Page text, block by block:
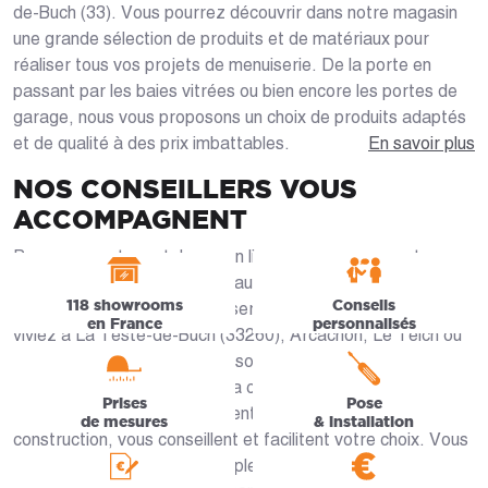
de-Buch (33). Vous pourrez découvrir dans notre magasin
une grande sélection de produits et de matériaux pour
réaliser tous vos projets de menuiserie. De la porte en
passant par les baies vitrées ou bien encore les portes de
garage, nous vous proposons un choix de produits adaptés
et de qualité à des prix imbattables.
NOS CONSEILLERS VOUS
ACCOMPAGNENT
Parcourez notre catalogue en ligne ou venez rencontrer nos
spécialistes en magasin qui sauront vous guider pas à pas
dans le choix de votre menuiserie sur-mesure. Que vous
viviez à La Teste-de-Buch (33260), Arcachon, Le Teich ou
Biganos, nos artisans locaux sont présents pour vous. Du
choix des matériaux jusqu’à la conception du produit final,
les équipes de Caséo élaborent votre projet de
construction, vous conseillent et facilitent votre choix. Vous
profitez alors d’un devis complet et 100% gratuit pour
En savoir plus
118 showrooms
en France
Conseils
personnalisés
Prises
de mesures
Pose
& installation